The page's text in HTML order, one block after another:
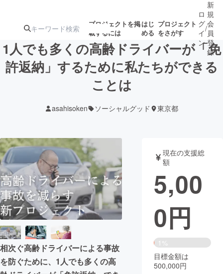
プロジェクトを掲
載するには
はじ
める
プロジェクト
をさがす
注目の新着プロ募集終了が近いプ
テクノロジー・ガジェット
映像・映画 書籍・雑誌
ビジネス・起業 チャレンジ
まちづくり・地域活性化
ロ
グ
イ
ン
/
新
規
会
員
登
録
1人でも多くの高齢ドライバーが「免
許返納」するために私たちができる
ことは
asahisoken ソーシャルグッド 東京都
相次ぐ高齢ドライバーによる事故
を防ぐために、1人でも多くの高
現在の支援総
額
5,00
0円
1%
目標金額は
500,000円